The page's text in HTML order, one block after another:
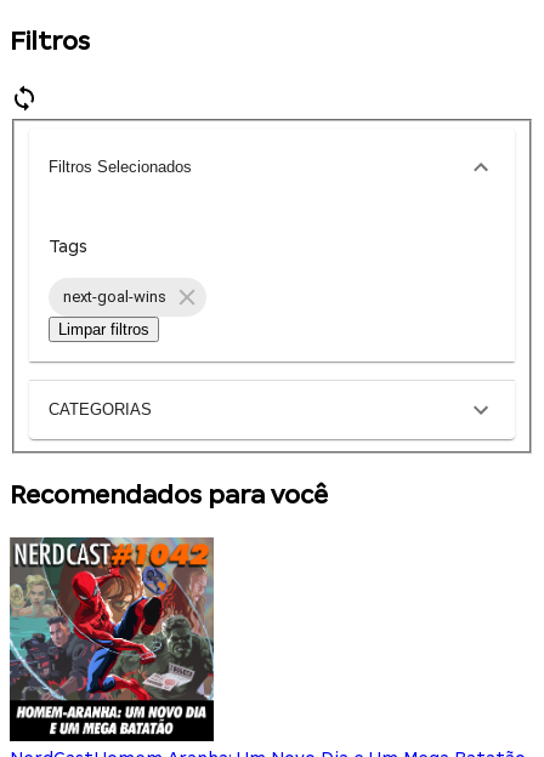
Filtros
Filtros Selecionados
Tags
next-goal-wins
Limpar filtros
CATEGORIAS
Recomendados para você